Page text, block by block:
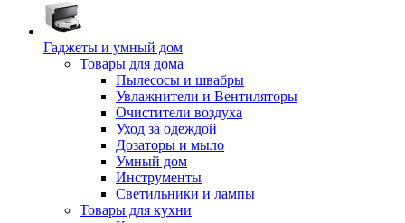
Гаджеты и умный дом
Товары для дома
Пылесосы и швабры
Увлажнители и Вентиляторы
Очистители воздуха
Уход за одеждой
Дозаторы и мыло
Умный дом
Инструменты
Светильники и лампы
Товары для кухни